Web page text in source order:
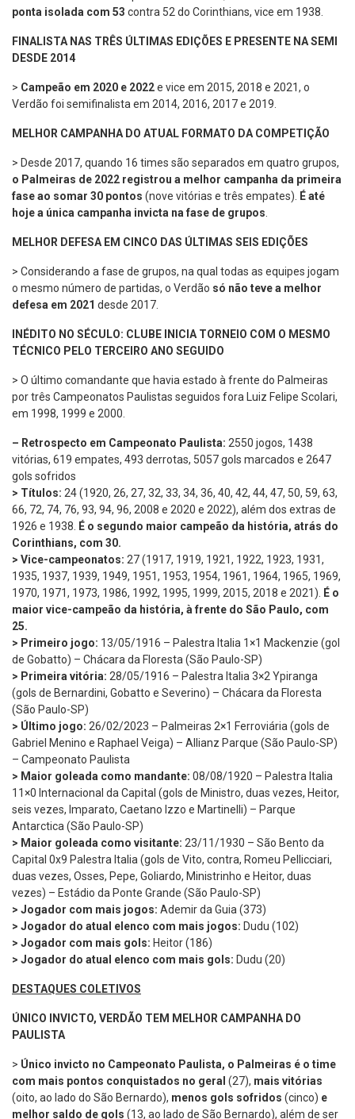
ponta isolada com 53 contra 52 do Corinthians, vice em 1938.
FINALISTA NAS TRÊS ÚLTIMAS EDIÇÕES E PRESENTE NA SEMI
DESDE 2014
> Campeão em 2020 e 2022e vice em 2015, 2018 e 2021, o
Verdão foi semifinalista em 2014, 2016, 2017 e 2019.
MELHOR CAMPANHA DO ATUAL FORMATO DA COMPETIÇÃO
> Desde 2017, quando 16 times são separados em quatro grupos,
o Palmeiras de 2022 registrou a melhor campanha da primeira
fase ao somar 30 pontos (nove vitórias e três empates).
É até
hoje a única campanha invicta na fase de grupos
MELHOR DEFESA EM CINCO DAS ÚLTIMAS SEIS EDIÇÕES
> Considerando a fase de grupos, na qual todas as equipes jogam
o mesmo número de partidas, o Verdão só não teve a melhor
defesa em 2021 desde 2017.
INÉDITO NO SÉCULO: CLUBE INICIA TORNEIO COM O MESMO
TÉCNICO PELO TERCEIRO ANO SEGUIDO
> O último comandante que havia estado à frente do Palmeiras
por três Campeonatos Paulistas seguidos fora Luiz Felipe Scolari,
em 1998, 1999 e 2000.
– Retrospecto em Campeonato Paulista: 2550 jogos, 1438
vitórias, 619 empates, 493 derrotas, 5057 gols marcados e 2647
gols sofridos
> Títulos: 24 (1920, 26, 27, 32, 33, 34, 36, 40, 42, 44, 47, 50, 59, 63,
66, 72, 74, 76, 93, 94, 96, 2008 e 2020 e 2022), além dos extras de
1926 e 1938.
É o segundo maior campeão da história, atrás do
Corinthians, com 30.
> Vice-campeonatos: 27 (1917, 1919, 1921, 1922, 1923, 1931,
1935, 1937, 1939, 1949, 1951, 1953, 1954, 1961, 1964, 1965, 1969,
1970, 1971, 1973, 1986, 1992, 1995, 1999, 2015, 2018 e 2021).
É o
maior vice-campeão da história, à frente do São Paulo, com
25.
> Primeiro jogo: 13/05/1916 – Palestra Italia 1×1 Mackenzie (gol
de Gobatto) – Chácara da Floresta (São Paulo-SP)
> Primeira vitória: 28/05/1916 – Palestra Italia 3×2 Ypiranga
(gols de Bernardini, Gobatto e Severino) – Chácara da Floresta
(São Paulo-SP)
> Último jogo: 26/02/2023 – Palmeiras 2×1 Ferroviária (gols de
Gabriel Menino e Raphael Veiga) – Allianz Parque (São Paulo-SP)
– Campeonato Paulista
> Maior goleada como mandante: 08/08/1920 – Palestra Italia
11×0 Internacional da Capital (gols de Ministro, duas vezes, Heitor,
seis vezes, Imparato, Caetano Izzo e Martinelli) – Parque
Antarctica (São Paulo-SP)
> Maior goleada como visitante: 23/11/1930 – São Bento da
Capital 0x9 Palestra Italia (gols de Vito, contra, Romeu Pellicciari,
duas vezes, Osses, Pepe, Goliardo, Ministrinho e Heitor, duas
vezes) – Estádio da Ponte Grande (São Paulo-SP)
> Jogador com mais jogos: Ademir da Guia (373)
> Jogador do atual elenco com mais jogos: Dudu (102)
> Jogador com mais gols: Heitor (186)
> Jogador do atual elenco com mais gols: Dudu (20)
DESTAQUES COLETIVOS
ÚNICO INVICTO, VERDÃO TEM MELHOR CAMPANHA DO
PAULISTA
> Único invicto no Campeonato Paulista, o Palmeiras é o time
com mais pontos conquistados no geral (27), mais vitórias
(oito, ao lado do São Bernardo), menos gols sofridos (cinco) e
melhor saldo de gols (13, ao lado de São Bernardo), além de ser